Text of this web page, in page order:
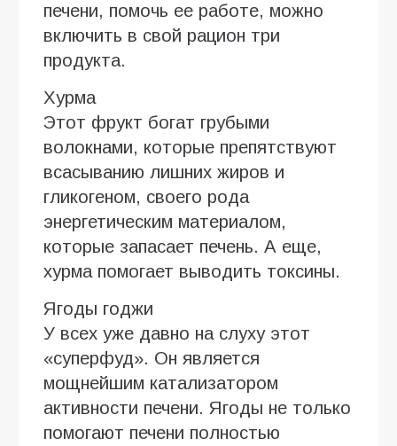
печени, помочь ее работе, можно
включить в свой рацион три
продукта.
Хурма
Этот фрукт богат грубыми
волокнами, которые препятствуют
всасыванию лишних жиров и
гликогеном, своего рода
энергетическим материалом,
которые запасает печень. А еще,
хурма помогает выводить токсины.
Ягоды годжи
У всех уже давно на слуху этот
«суперфуд». Он является
мощнейшим катализатором
активности печени. Ягоды не только
помогают печени полностью